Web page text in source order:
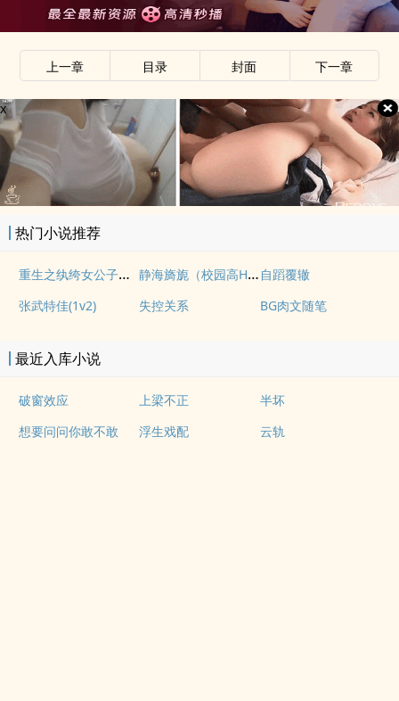
上一章 目录 封面 下一章
x
热门小说推荐
重生之纨绔女公子（NPH） 静海旖旎（校园高H） 自蹈覆辙
张武特佳(1v2)
失控关系 BG肉文随笔
最近入库小说
破窗效应 上梁不正
半坏
想要问问你敢不敢
浮生戏配 云轨